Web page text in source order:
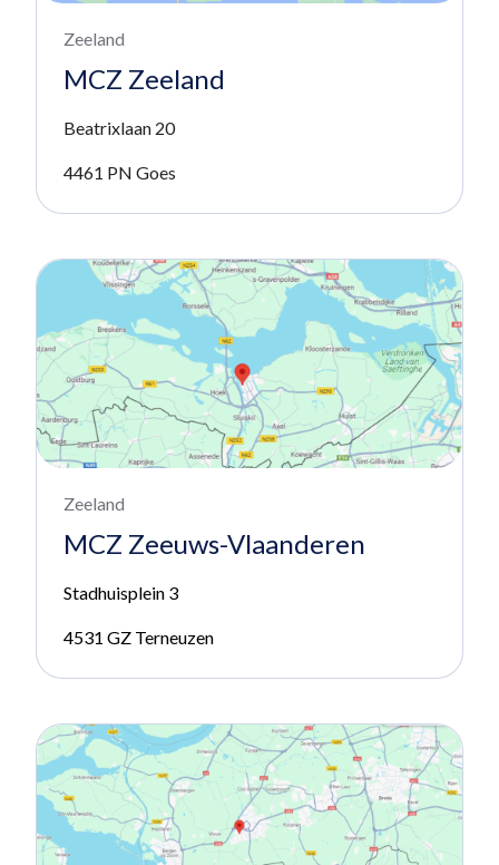
Zeeland
MCZ Zeeland
Beatrixlaan 20
4461 PN Goes
Zeeland
MCZ Zeeuws-Vlaanderen
Stadhuisplein 3
4531 GZ Terneuzen